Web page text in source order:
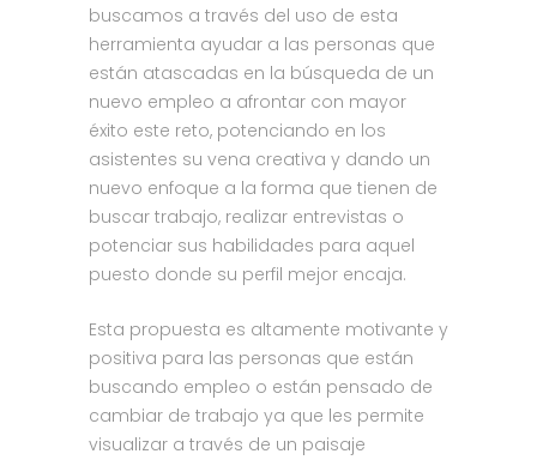
buscamos a través del uso de esta
herramienta ayudar a las personas que
están atascadas en la búsqueda de un
nuevo empleo a afrontar con mayor
éxito este reto, potenciando en los
asistentes su vena creativa y dando un
nuevo enfoque a la forma que tienen de
buscar trabajo, realizar entrevistas o
potenciar sus habilidades para aquel
puesto donde su perfil mejor encaja.
Esta propuesta es altamente motivante y
positiva para las personas que están
buscando empleo o están pensado de
cambiar de trabajo ya que les permite
visualizar a través de un paisaje